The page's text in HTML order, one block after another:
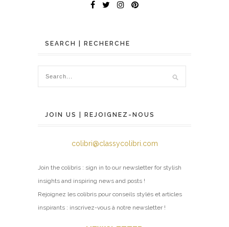
SEARCH | RECHERCHE
JOIN US | REJOIGNEZ-NOUS
colibri@classycolibri.com
Join the colibris : sign in to our newsletter for stylish
insights and inspiring news and posts !
Rejoignez les colibris pour conseils stylés et articles
inspirants : inscrivez-vous à notre newsletter !